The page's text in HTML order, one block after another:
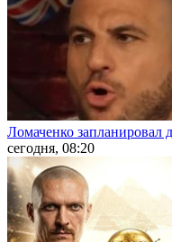
Ломаченко запланировал
сегодня, 08:20